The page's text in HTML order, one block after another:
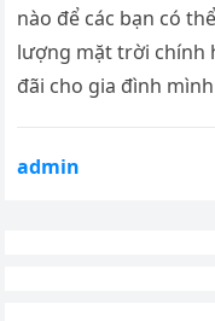
nào để các bạn có
lượng mặt trời chính
đãi cho gia đình
admin